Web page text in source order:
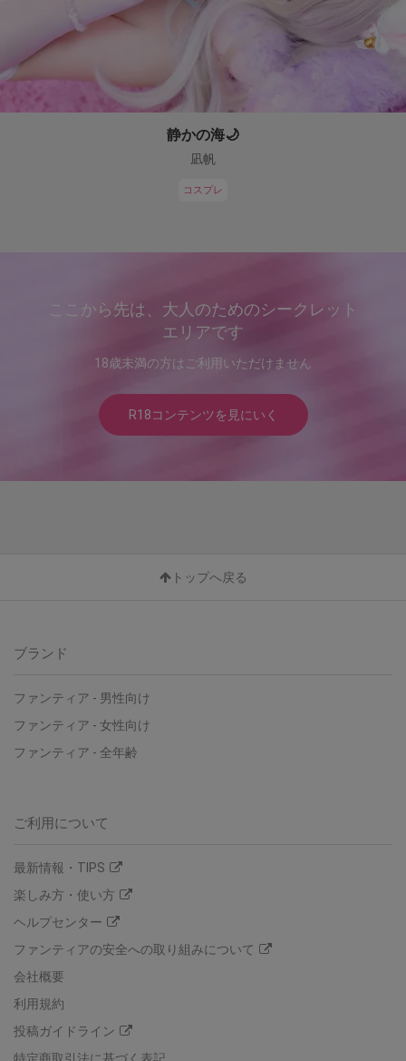
静かの海🌙
凪帆
コスプレ
ここから先は、大人のためのシークレット
エリアです
18歳未満の方はご利用いただけません
R18コンテンツを見にいく
トップへ戻る
ブランド
ファンティア - 男性向け
ファンティア - 女性向け
ファンティア - 全年齢
ご利用について
最新情報・TIPS
楽しみ方・使い方
ヘルプセンター
ファンティアの安全への取り組みについて
会社概要
利用規約
投稿ガイドライン
特定商取引法に基づく表記